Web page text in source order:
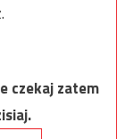
czekaj zatem